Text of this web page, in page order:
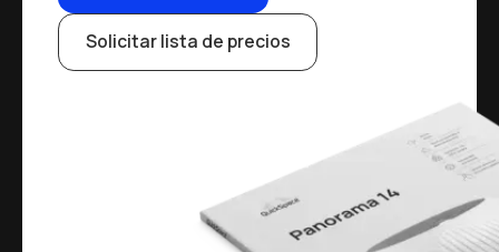
Solicitar lista de precios